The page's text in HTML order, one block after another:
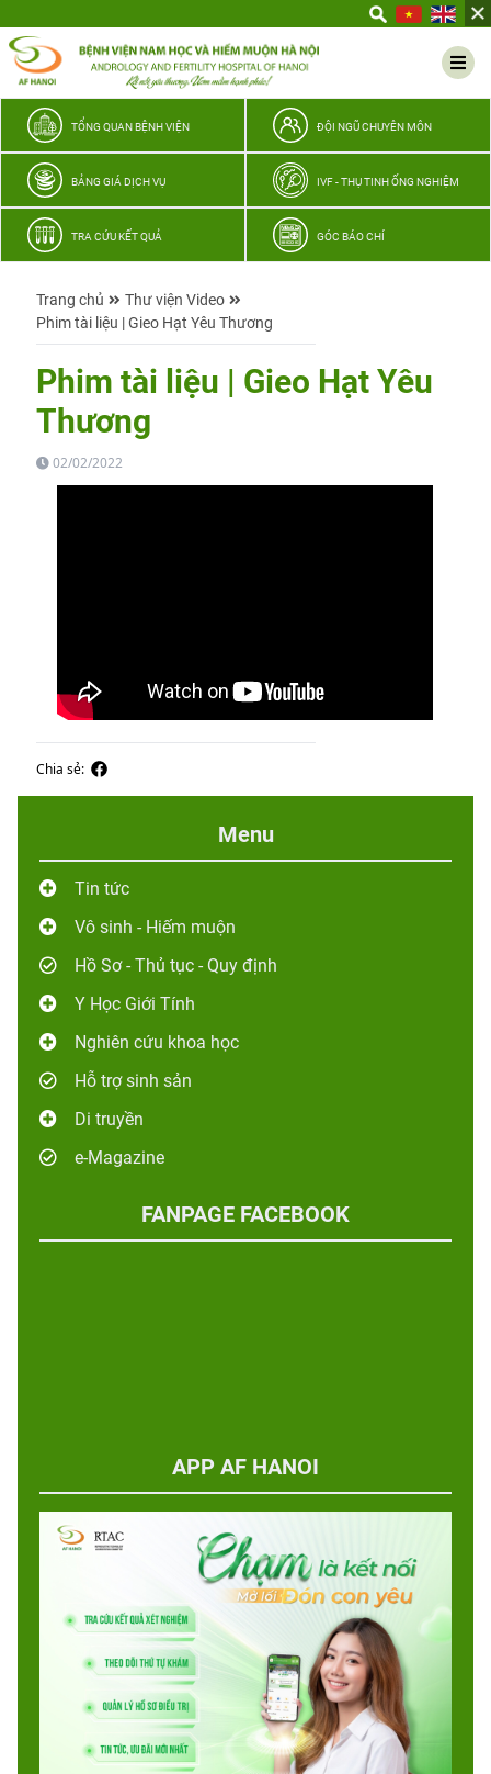
thương
TỔNG QUAN BỆNH VIỆN ĐỘI NGŨ CHUYÊN MÔN
BẢNG GIÁ DỊCH VỤ IVF - THỤ TINH ỐNG NGHIỆM
TRA CỨU KẾT QUẢ GÓC BÁO CHÍ
Trang chủ
Thư viện Video
Phim tài liệu | Gieo Hạt Yêu Thương
Phim tài liệu | Gieo Hạt Yêu
Thương
02/02/2022
Chia sẻ:
Menu
Tin tức
Vô sinh - Hiếm muộn
Hồ Sơ - Thủ tục - Quy định
Y Học Giới Tính
Nghiên cứu khoa học
Hỗ trợ sinh sản
Di truyền
e-Magazine
FANPAGE FACEBOOK
APP AF HANOI